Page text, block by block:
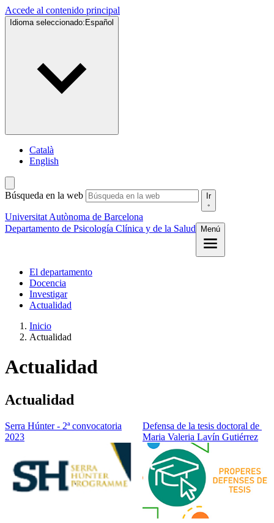
Accede al contenido principal
Idioma seleccionado: Español
Català
English
Búsqueda en la web Ir
Universitat Autònoma de Barcelona
Departamento de Psicología Clínica y de la Salud
Menú
El departamento
Docencia
Investigar
Actualidad
Inicio
Actualidad
Actualidad
Actualidad
Serra Húnter - 2ª convocatoria
2023
Defensa de la tesis doctoral de
Maria Valeria Lavín Gutiérrez